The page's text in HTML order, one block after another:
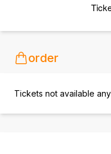
order
Tickets not available